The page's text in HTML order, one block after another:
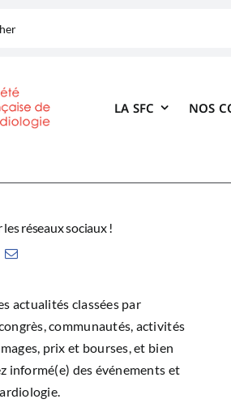
LA SFC NOS
réseaux sociaux !
actualités classées par
communautés, activités
prix et bourses, et bien
informé(e) des événements et